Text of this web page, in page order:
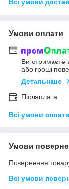
Всі умови
Умови оплати
Ви отримаєте
або гроші
Детальніше
Післяплата
Всі умови оплати
Умови
Повернення
Всі умови